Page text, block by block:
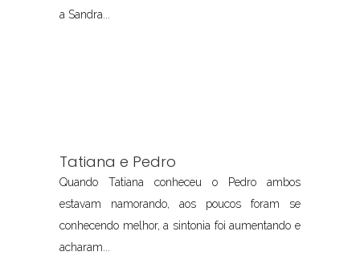
a Sandra...
Tatiana e Pedro
Quando Tatiana conheceu o Pedro ambos
estavam namorando, aos poucos foram se
conhecendo melhor, a sintonia foi aumentando e
acharam...